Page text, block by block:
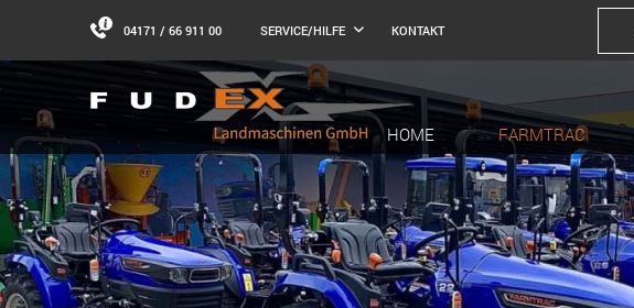
04171 / 66 911 00 SERVICE/HILFE
KONTAKT
HOME FARMTRAC